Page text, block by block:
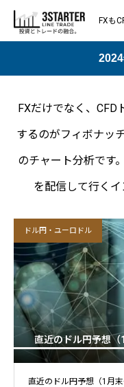
FXも
FXだけでなく、CFD
するのがフィボナッ
のチャート分析です
を配信して行くイ
ドル円・ユーロドル
直近のドル円予想
直近のドル円予想（1月